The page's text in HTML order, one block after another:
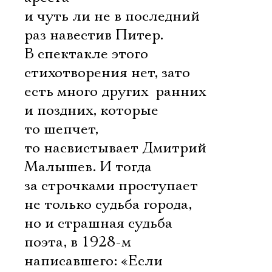
и чуть ли не в последний
раз навестив Питер.
В спектакле этого
стихотворения нет, зато
есть много других  ранних
и поздних, которые
то шепчет,
то насвистывает Дмитрий
Малышев. И тогда
за строчками проступает
не только судьба города,
но и страшная судьба
поэта, в 1928-м
написавшего: «Если